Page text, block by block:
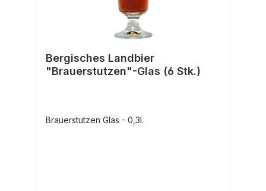
Bergisches Landbier
"Brauerstutzen"-Glas (6 Stk.)
Brauerstutzen Glas - 0,3l.